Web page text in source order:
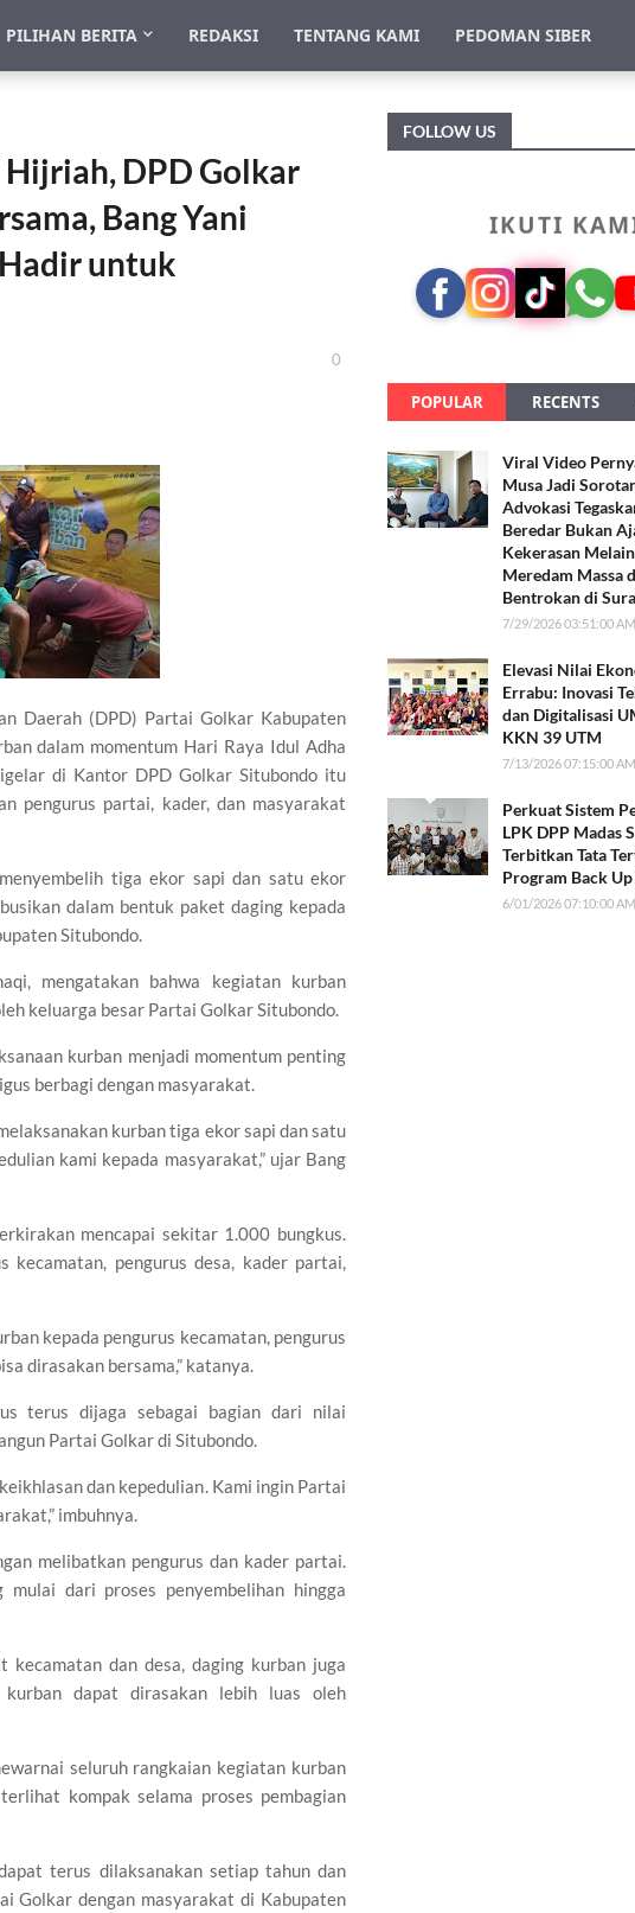
PILIHAN BERITA REDAKSI TENTANG KAMI PEDOMAN SIBER
DPD Golkar
Bang Yani
untuk
0
Daerah (DPD) Partai Golkar Kabupaten
dalam momentum Hari Raya Idul Adha
di Kantor DPD Golkar Situbondo itu
pengurus partai, kader, dan masyarakat
tiga ekor sapi dan satu ekor
dalam bentuk paket daging kepada
Situbondo.
mengatakan bahwa kegiatan kurban
keluarga besar Partai Golkar Situbondo.
kurban menjadi momentum penting
berbagi dengan masyarakat.
kurban tiga ekor sapi dan satu
kami kepada masyarakat,” ujar Bang
mencapai sekitar 1.000 bungkus.
kecamatan, pengurus desa, kader partai,
kepada pengurus kecamatan, pengurus
dirasakan bersama,” katanya.
terus dijaga sebagai bagian dari nilai
Partai Golkar di Situbondo.
dan kepedulian. Kami ingin Partai
imbuhnya.
melibatkan pengurus dan kader partai.
dari proses penyembelihan hingga
dan desa, daging kurban juga
dapat dirasakan lebih luas oleh
seluruh rangkaian kegiatan kurban
kompak selama proses pembagian
terus dilaksanakan setiap tahun dan
Golkar dengan masyarakat di Kabupaten
FOLLOW US
IKUTI
POPULAR RECENTS
Viral Video
Musa Jadi
Advokasi
Beredar Bukan
Kekerasan
Meredam Massa
Bentrokan di
7/29/2026 03:51:00 AM
Elevasi Nilai
Errabu: Inovasi
dan Digitalisasi
KKN 39 UTM
7/13/2026 07:15:00 AM
Perkuat Sistem
LPK DPP Madas
Terbitkan Tata
Program Back
6/01/2026 07:10:00 AM